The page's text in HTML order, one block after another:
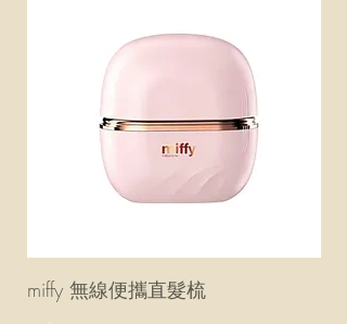
miffy 無線便攜直髮梳